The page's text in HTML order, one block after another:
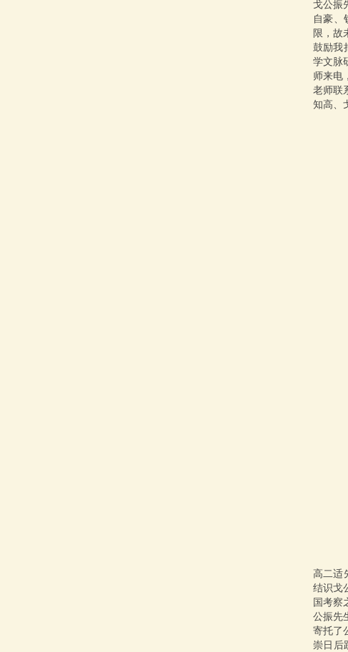
戈公振
自豪、
限，故
鼓励我
学文脉
师来电
老师联
知高、
高二适
结识戈
国考察
公振先
寄托了
崇日后